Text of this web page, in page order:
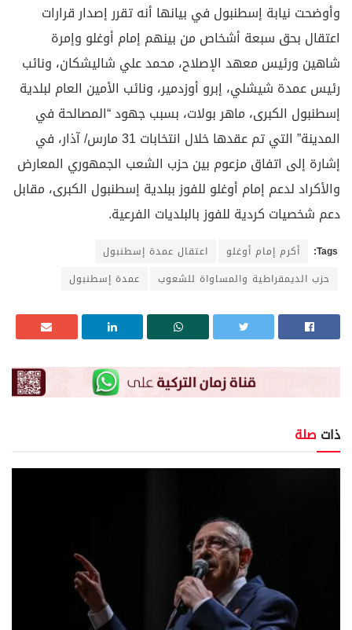
وأوضحت نيابة إسطنبول في بيانها أنه تقرر إصدار قرارات
اعتقال بحق سبعة أشخاص من بينهم إمام أوغلو وإمرة
شاهين ورئيس معهد الإصلاح، محمد علي شاليشكان، ونائب
رئيس عمدة شيشلي، إبرو أوزدمير، ونائب الأمين العام لبلدية
إسطنبول الكبرى، ماهر بولات، بسبب جهود “المصالحة في
المدينة” التي تم عقدها خلال انتخابات 31 مارس/ آذار، في
إشارة إلى اتفاق مزعوم بين حزب الشعب الجمهوري المعارض
والأكراد لدعم إمام أوغلو للفوز ببلدية إسطنبول الكبرى، مقابل
دعم شخصيات كردية للفوز بالبلديات الفرعية.
Tags: أكرم إمام أوغلو
اعتقال عمدة إسطنبول
حزب الديمقراطية والمساواة للشعوب
عمدة إسطنبول
ذات صلة